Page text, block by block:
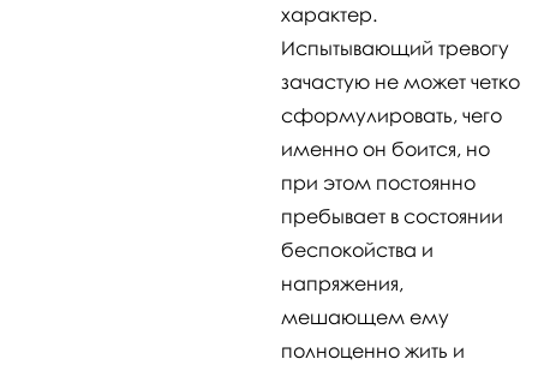
характер.
Испытывающий тревогу
зачастую не может четко
сформулировать, чего
именно он боится, но
при этом постоянно
пребывает в состоянии
беспокойства и
напряжения,
мешающем ему
полноценно жить и